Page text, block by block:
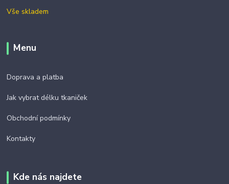
Vše skladem
Menu
Doprava a platba
Jak vybrat délku tkaniček
Obchodní podmínky
Kontakty
Kde nás najdete